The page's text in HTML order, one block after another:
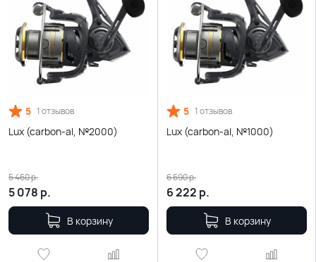
5 1 отзывов
Lux (carbon-al, №2000)
5 078 р.
5 460р.
В корзину
5 1 отзывов
Lux (carbon-al, №1000)
6 222 р.
6 690р.
В корзину